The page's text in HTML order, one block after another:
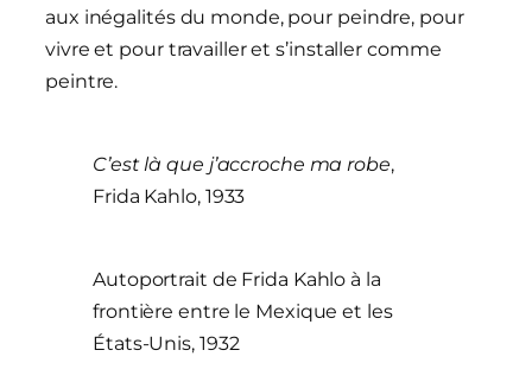
aux inégalités du monde, pour peindre, pour
vivre et pour travailler et s’installer comme
peintre.
C’est là que j’accroche ma robe,
Frida Kahlo, 1933
Autoportrait de Frida Kahlo à la
frontière entre le Mexique et les
États-Unis, 1932